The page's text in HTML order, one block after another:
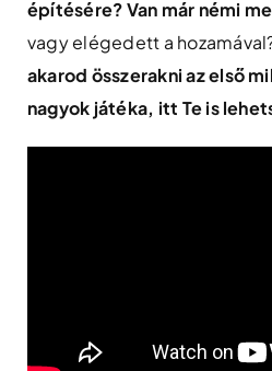
építésére?Van már némi
vagy elégedett a
akarod összerakni az első
nagyok játéka, itt Te is